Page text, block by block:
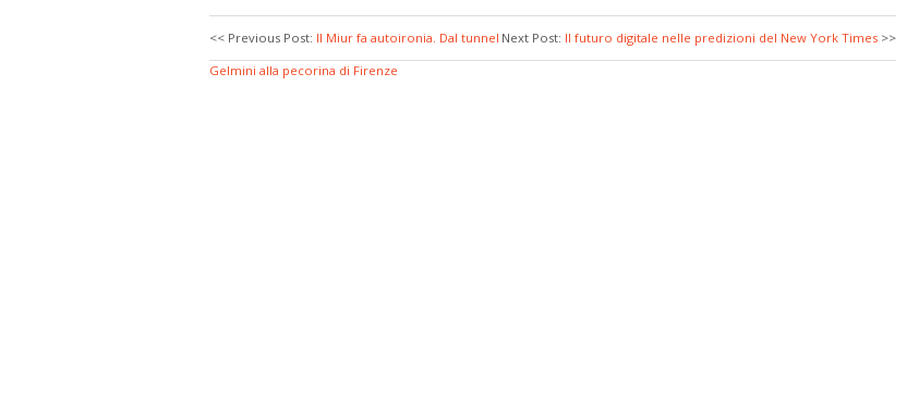
Next Post: Il futuro digitale nelle predizioni del New York Times >>
<< Previous Post: Il Miur fa autoironia. Dal tunnel
Gelmini alla pecorina di Firenze